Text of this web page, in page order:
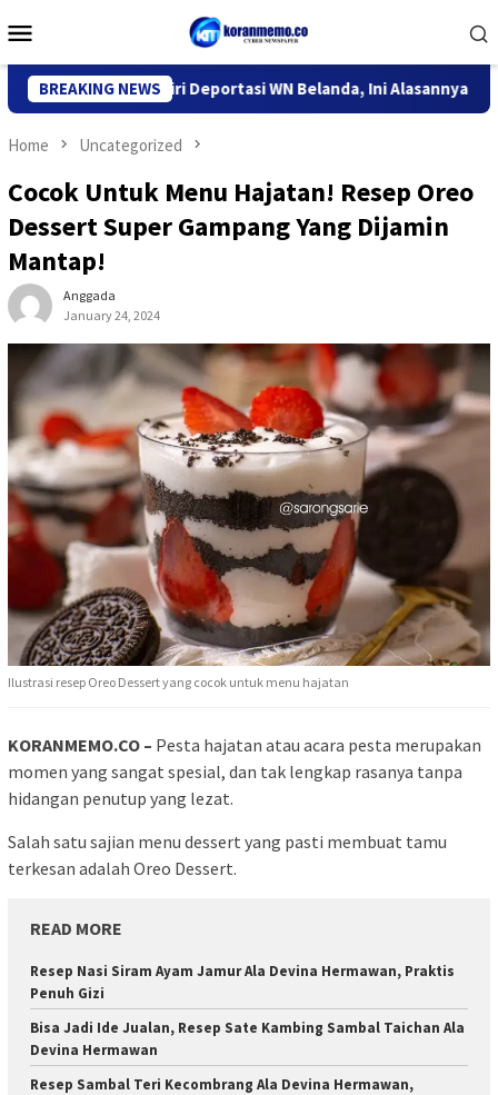
to
Menu
BREAKING NEWS
Imigrasi Kediri Deportasi WN Belanda, Ini Alasannya 9
Home Uncategorized
Cocok Untuk Menu Hajatan! Resep Oreo
Dessert Super Gampang Yang Dijamin
Mantap!
Anggada
January 24, 2024
Ilustrasi resep Oreo Dessert yang cocok untuk menu hajatan
KORANMEMO.CO – Pesta hajatan atau acara pesta merupakan
momen yang sangat spesial, dan tak lengkap rasanya tanpa
hidangan penutup yang lezat.
Salah satu sajian menu dessert yang pasti membuat tamu
terkesan adalah Oreo Dessert.
READ MORE
Resep Nasi Siram Ayam Jamur Ala Devina Hermawan, Praktis
Penuh Gizi
Bisa Jadi Ide Jualan, Resep Sate Kambing Sambal Taichan Ala
Devina Hermawan
Resep Sambal Teri Kecombrang Ala Devina Hermawan,